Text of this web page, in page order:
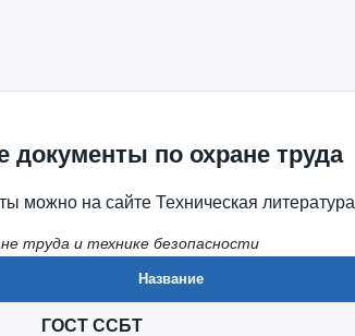
по охране труда
можно на сайте Техническая литература
труда и технике безопасности
Название
ГОСТ ССБТ